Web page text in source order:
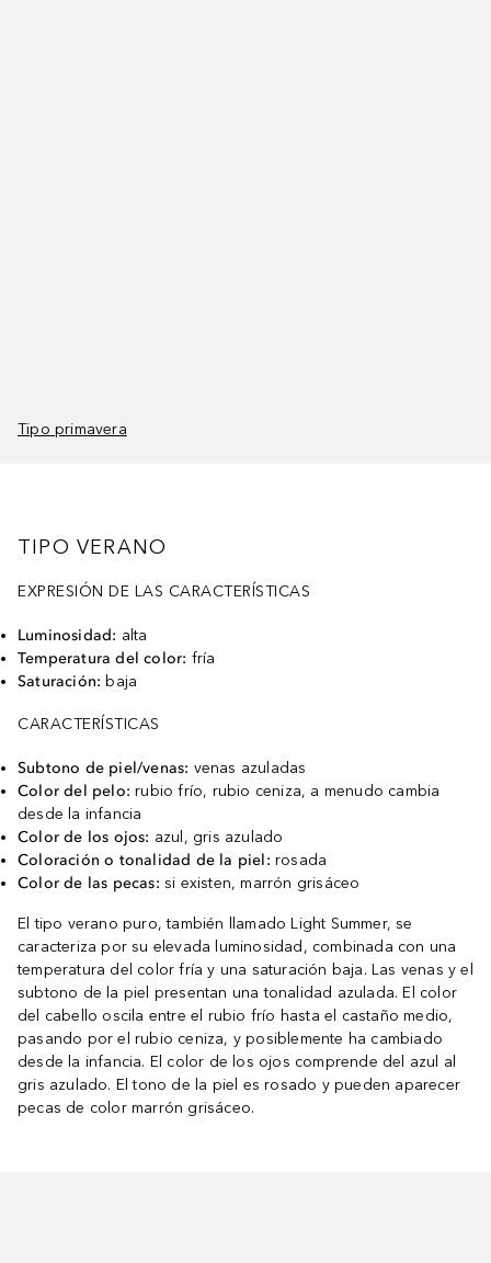
Tipo primavera
TIPO VERANO
EXPRESIÓN DE LAS CARACTERÍSTICAS
Luminosidad: alta
Temperatura del color: fría
Saturación: baja
CARACTERÍSTICAS
Subtono de piel/venas: venas azuladas
Color del pelo:rubio frío, rubio ceniza, a menudo cambia
desde la infancia
Color de los ojos: azul, gris azulado
Coloración o tonalidad de la piel: rosada
Color de las pecas: si existen, marrón grisáceo
El tipo verano puro, también llamado Light Summer, se
caracteriza por su elevada luminosidad, combinada con una
temperatura del color fría y una saturación baja. Las venas y el
subtono de la piel presentan una tonalidad azulada. El color
del cabello oscila entre el rubio frío hasta el castaño medio,
pasando por el rubio ceniza, y posiblemente ha cambiado
desde la infancia. El color de los ojos comprende del azul al
gris azulado. El tono de la piel es rosado y pueden aparecer
pecas de color marrón grisáceo.